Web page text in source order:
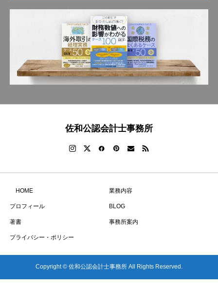
佐和公認会計士事務所
HOME 業務内容
プロフィール BLOG
著書 事務所案内
プライバシー・ポリシー
Copyright © 佐和公認会計士事務所 All Rights Reserved.